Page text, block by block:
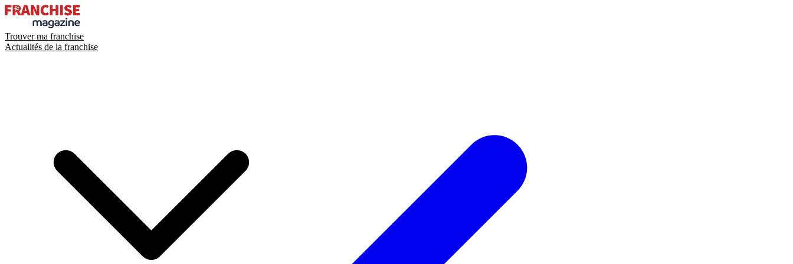
Trouver ma franchise
Actualités de la franchise